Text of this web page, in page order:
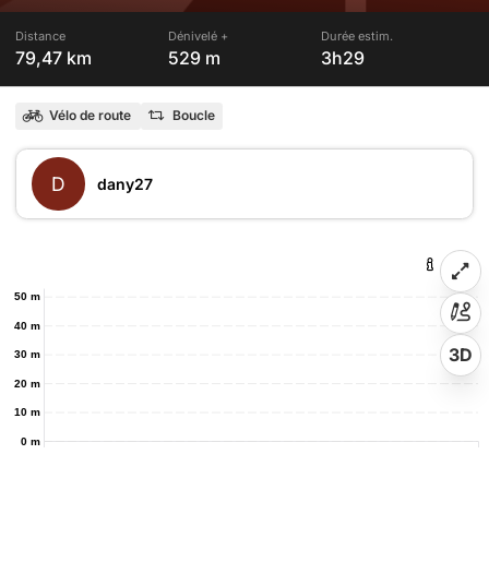
Distance
79,47 km
Dénivelé +
529 m
Durée estim.
3h29
Vélo de route Boucle
D dany27
0 m
10 m
20 m
30 m
40 m
50 m
3D